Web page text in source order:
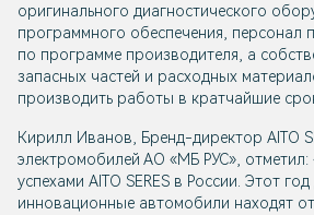
оригинального диагностического
программного обеспечения, персонал
по программе производителя, а
запасных частей и расходных
производить работы в кратчайшие
Кирилл Иванов, Бренд-директор AITO
электромобилей АО «МБ РУС»,
успехами AITO SERES в России. Этот
инновационные автомобили находят